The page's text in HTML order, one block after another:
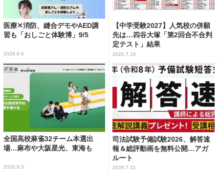
医療✕消防、縫合デモやAED講
習も「おしごと体験博」9/5
2026.8.6
【中学受験2027】人気校の併願
先は…四谷大塚「第2回合不合判
定テスト」結果
2026.7.16
全国高校麻雀32チーム本選出
場…麻布や大阪星光、東海も
2026.8.5
司法試験予備試験2026、解答速
報＆総評動画を無料公開…アガ
ルート
2026.7.21